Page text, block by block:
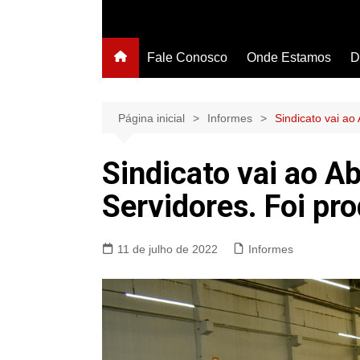
Fale Conosco Onde Estamos
Página inicial Informes Sindicato vai ao
Sindicato vai ao
Servidores. Foi
11 de julho de 2022 Informes